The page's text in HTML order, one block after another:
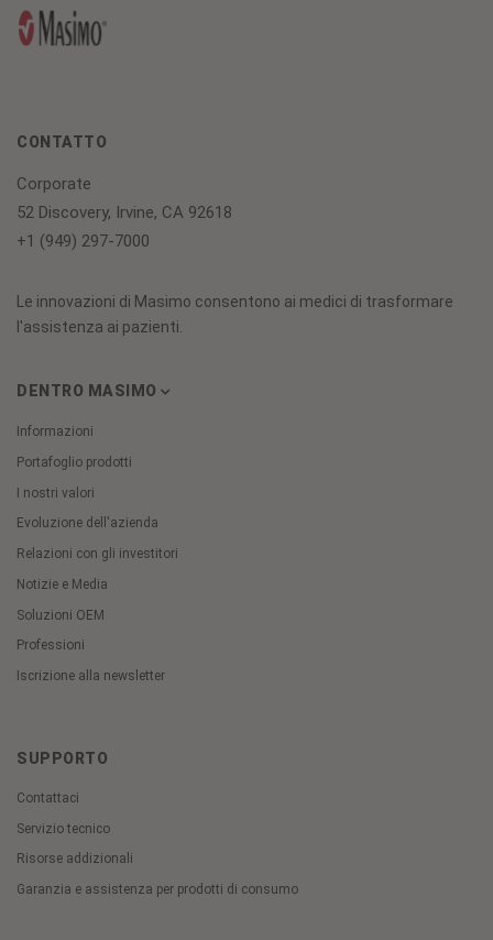
CONTATTO
Corporate
52 Discovery, Irvine, CA 92618
+1 (949) 297-7000
Le innovazioni di Masimo consentono ai medici di trasformare
l'assistenza ai pazienti.
DENTRO MASIMO
Informazioni
Portafoglio prodotti
I nostri valori
Evoluzione dell'azienda
Relazioni con gli investitori
Notizie e Media
Soluzioni OEM
Professioni
Iscrizione alla newsletter
SUPPORTO
Contattaci
Servizio tecnico
Risorse addizionali
Garanzia e assistenza per prodotti di consumo